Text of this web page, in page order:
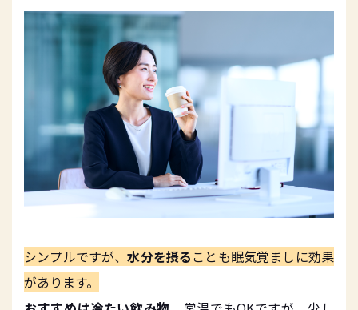
シンプルですが、水分を摂ることも眠気覚ましに効果
があります。